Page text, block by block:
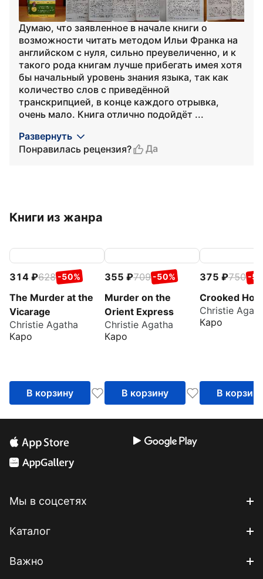
Думаю, что заявленное в начале книги о
возможности читать методом Ильи Франка на
английском с нуля, сильно преувеличенно, и к
такого рода книгам лучше прибегать имея хотя
бы начальный уровень знания языка, так как
количество слов с приведённой
транскрипцией, в конце каждого отрывка,
очень мало. Книга отлично подойдёт ...
Развернуть
Понравилась рецензия?
Да
Книги из жанра
314 628 -50%
The Murder at the
Vicarage
Christie Agatha
Каро
В корзину
355 709 -50%
Murder on the
Orient Express
Christie Agatha
Каро
В корзину
375 750 -
Crooked
Christie
Каро
В корзину
Мы в соцсетях
Каталог
Важно